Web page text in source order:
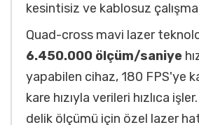
kesintisiz ve kablosuz
Quad-cross mavi lazer
6.450.000 ölçüm/saniye
yapabilen cihaz, 180 FPS'ye
kare hızıyla verileri hızlıca
delik ölçümü için özel lazer